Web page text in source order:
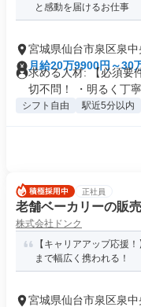
と感動を届けるお仕事
宮城県仙台市泉区泉中
月給20万9900円～30
求める人材: 【必須要
切不問！ ・明るく丁寧
シフト自由 駅近5分以内
正社員
老舗ベーカリーの販
株式会社ドンク
【キャリアアップ応援
まで幅広く携われる！
宮城県仙台市泉区泉中